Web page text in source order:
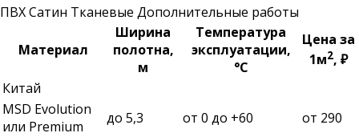
ПВХСатин Тканевые Дополнительные работы
Материал
Ширина
полотна,
м
Температура
эксплуатации,
°С
Цена за
1м2, ₽
Китай
MSD Evolution
или Premium
до 5,3 от 0 до +60
от 290